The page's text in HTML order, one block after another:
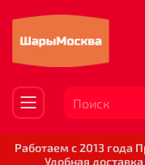
Работаем с 2013 года
Удобная